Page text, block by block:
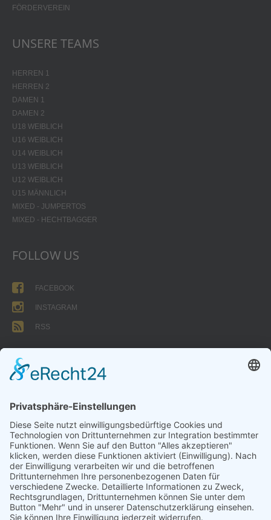
FÖRDERVEREIN
UNSERE TEAMS
HERREN 1
HERREN 2
DAMEN 1
DAMEN 2
U18 WEIBLICH
U16 WEIBLICH
U14 WEIBLICH
U13 WEIBLICH
U12 WEIBLICH
U15 MÄNNLICH
MIXED - JUMPERTOS
MIXED - HECHTBAGGER
FOLLOW US
FACEBOOK
INSTAGRAM
RSS
FORMULARE
Abteilungsbeitrag aktive Spieler:
Jugendliche unter 18: 25 EUR
Erwachsene: 50 EUR
UMMELDEANTRAG
ÜBUNGSLEITERZUWENDUNGEN
INTERNE DOKUMENTE